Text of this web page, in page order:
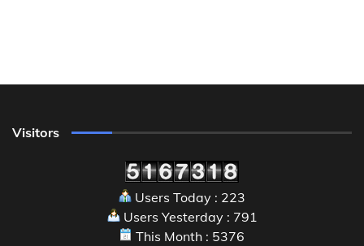
Visitors
Users Today : 223
Users Yesterday : 791
This Month : 5376